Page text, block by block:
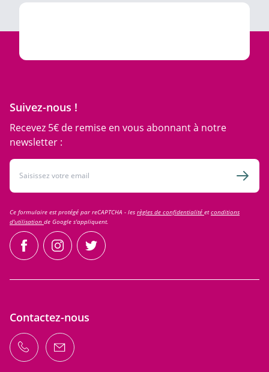
Suivez-nous !
Recevez 5€ de remise en vous abonnant à notre
newsletter :
Adresse email
Ce formulaire est protégé par reCAPTCHA - les règles de confidentialité etconditions
d'utilisation de Google s'appliquent.
facebookinstagramtwitter
Contactez-nous